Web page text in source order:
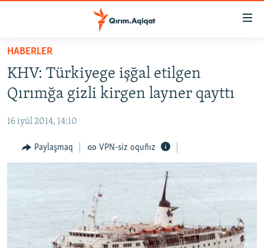
Esas
qaytmaq
Baş
navigatsiyağa
qaytmaq
qaytmaq
İQTİSADİYAT
CEMİYET
MEDENİYET
VİDEO
HABERLER
KHV: Türkiyege işğal etilgen
Qırımğa gizli kirgen layner qayttı
16 iyül 2014, 14:10
Paylaşmaq VPN-siz oquñız